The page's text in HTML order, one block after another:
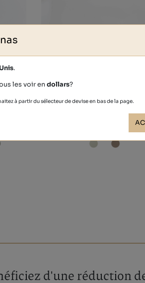
ANATOMIC
d'une réduction
.
les voir endollars?
à partir du sélecteur de devise en bas de la page.